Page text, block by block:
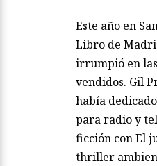
Este año en
Libro de
irrumpió en
vendidos. Gil
había
para radio y
ficción con El
thriller